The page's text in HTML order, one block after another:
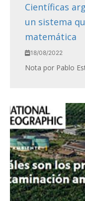
Científicas
un sistema
matemática
18/08/2022
Nota por Pablo